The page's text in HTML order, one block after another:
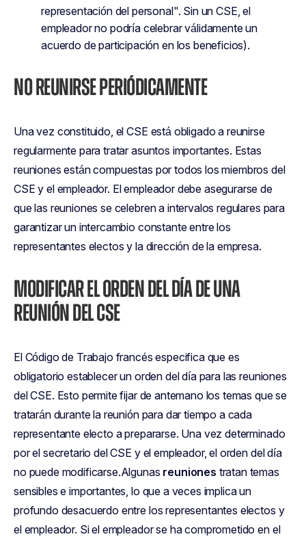
representación del personal". Sin un CSE, el
empleador no podría celebrar válidamente un
acuerdo de participación en los beneficios).
NO REUNIRSE PERIÓDICAMENTE
Una vez constituido, el CSE está obligado a reunirse
regularmente para tratar asuntos importantes. Estas
reuniones están compuestas por todos los miembros del
CSE y el empleador. El empleador debe asegurarse de
que las reuniones se celebren a intervalos regulares para
garantizar un intercambio constante entre los
representantes electos y la dirección de la empresa.
MODIFICAR EL ORDEN DEL DÍA DE UNA
REUNIÓN DEL CSE
El Código de Trabajo francés especifica que es
obligatorio establecer un orden del día para las reuniones
del CSE. Esto permite fijar de antemano los temas que se
tratarán durante la reunión para dar tiempo a cada
representante electo a prepararse. Una vez determinado
por el secretario del CSE y el empleador, el orden del día
no puede modificarse.Algunas reuniones tratan temas
sensibles e importantes, lo que a veces implica un
profundo desacuerdo entre los representantes electos y
el empleador. Si el empleador se ha comprometido en el